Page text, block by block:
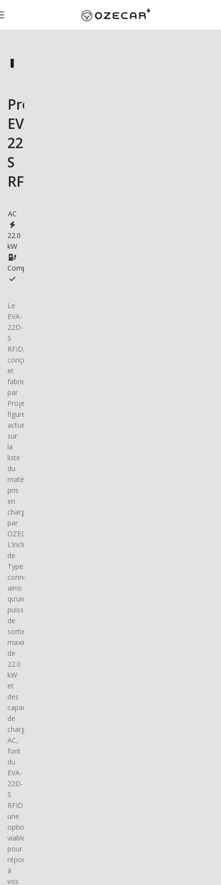
ProjectEV
EVA-
22D-
S
RFID
AC
22.0
kW
Compatible
Le
EVA-
22D-
S
RFID,
conçu
et
fabriqué
par
ProjectEV,
figure
actuellement
sur
la
liste
du
matériel
pris
en
charge
par
OZECAR.
L’inclusion
de
Type2
connector(s),
ainsi
qu’une
puissance
de
sortie
maximale
de
22.0
kW
et
des
capacités
de
charge
AC,
font
du
EVA-
22D-
S
RFID
une
option
viable
pour
répondre
à
vos